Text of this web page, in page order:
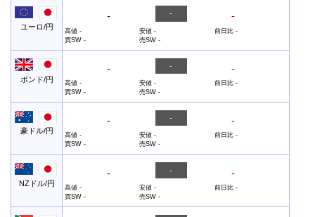
ユーロ/円
- - -
高値- 安値- 前日比 -
買SW- 売SW-
ポンド/円
- - -
高値- 安値- 前日比 -
買SW- 売SW-
豪ドル/円
- - -
高値- 安値- 前日比 -
買SW- 売SW-
NZドル/円
- - -
高値- 安値- 前日比 -
買SW- 売SW-